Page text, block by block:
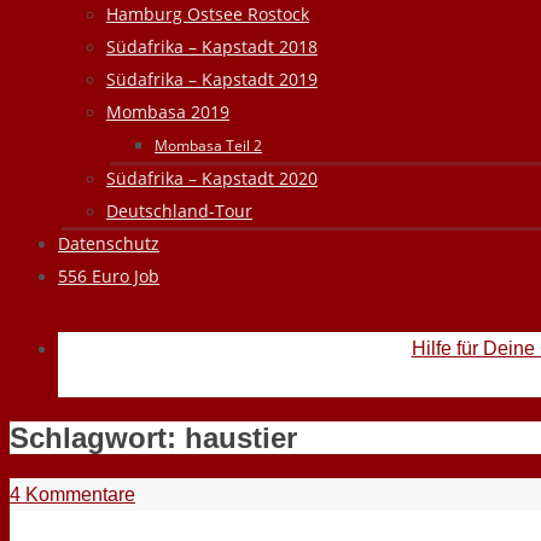
Hamburg Ostsee Rostock
Südafrika – Kapstadt 2018
Südafrika – Kapstadt 2019
Mombasa 2019
Mombasa Teil 2
Südafrika – Kapstadt 2020
Deutschland-Tour
Datenschutz
556 Euro Job
Hilfe für Deine
Schlagwort: haustier
4 Kommentare